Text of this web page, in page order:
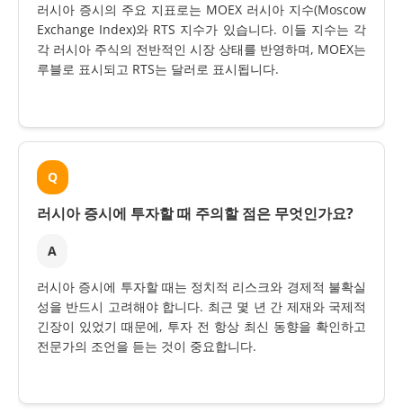
러시아 증시의 주요 지표로는 MOEX 러시아 지수(Moscow
Exchange Index)와 RTS 지수가 있습니다. 이들 지수는 각
각 러시아 주식의 전반적인 시장 상태를 반영하며, MOEX는
루블로 표시되고 RTS는 달러로 표시됩니다.
Q
러시아 증시에 투자할 때 주의할 점은 무엇인가요?
A
러시아 증시에 투자할 때는 정치적 리스크와 경제적 불확실
성을 반드시 고려해야 합니다. 최근 몇 년 간 제재와 국제적
긴장이 있었기 때문에, 투자 전 항상 최신 동향을 확인하고
전문가의 조언을 듣는 것이 중요합니다.